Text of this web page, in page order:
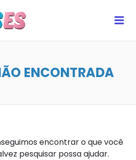
ENCONTRADA
encontrar o que você
pesquisar possa ajudar.